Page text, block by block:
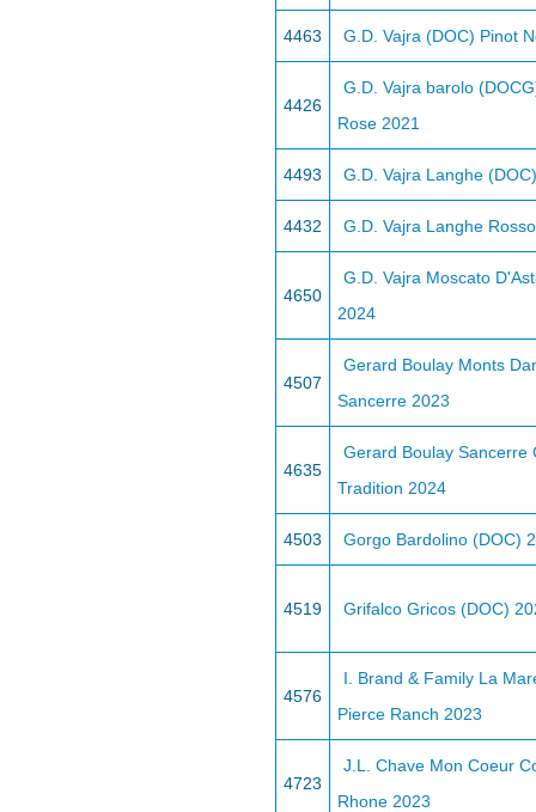
4463 G.D. Vajra (DOC) Pinot
4426
G.D. Vajra barolo
Rose 2021
4493 G.D. Vajra Langhe
4432 G.D. Vajra Langhe
4650
G.D. Vajra Moscato
2024
4507
Gerard Boulay Monts
Sancerre 2023
4635
Gerard Boulay Sancerre
Tradition 2024
4503 Gorgo Bardolino (DOC)
4519 Grifalco Gricos (DOC)
4576
I. Brand & Family La
Pierce Ranch 2023
4723
J.L. Chave Mon Coeur
Rhone 2023